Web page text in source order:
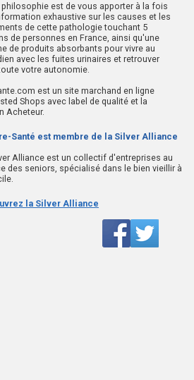
est de vous apporter à la fois
exhaustive sur les causes et les
de cette pathologie touchant 5
de personnes en France, ainsi qu'une
de produits absorbants pour vivre au
avec les fuites urinaires et retrouver
votre autonomie.
est un site marchand en ligne
Shops avec label de qualité et la
Acheteur.
Santé est membre de la Silver Alliance
Alliance est un collectif d'entreprises au
des seniors, spécialisé dans le bien vieillir à
la Silver Alliance